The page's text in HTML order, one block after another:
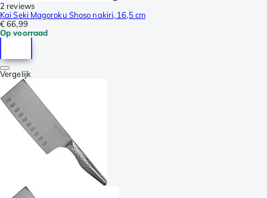
2 reviews
Kai Seki Magoroku Shoso nakiri, 16,5 cm
€ 66,99
Op voorraad
Vergelijk